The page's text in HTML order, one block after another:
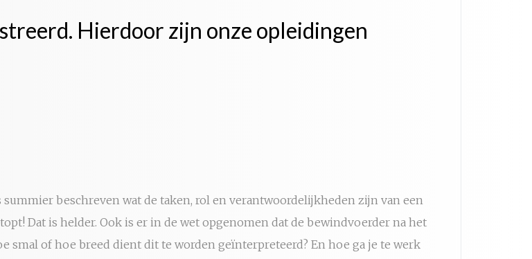
Hierdoor zijn onze opleidingen
beschreven wat de taken, rol en verantwoordelijkheden zijn van een
Dat is helder. Ook is er in de wet opgenomen dat de bewindvoerder na het
smal of hoe breed dient dit te worden geïnterpreteerd? En hoe ga je te werk